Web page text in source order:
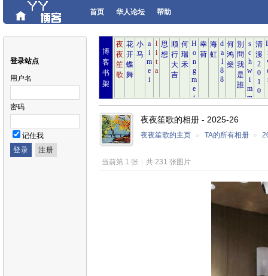
首页 华人论坛 帮助
登录站点
用户名
密码
记住我
博
客
书
架
夜夜笙歌的相册 - 2025-26
夜夜笙歌的主页 » TA的所有相册 »
当前第 1 张 共 231 张图片